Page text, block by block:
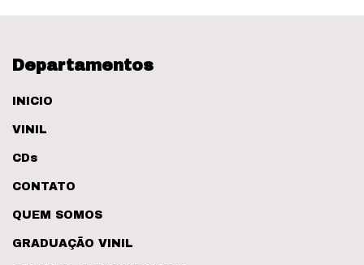
Departamentos
INICIO
VINIL
CDs
CONTATO
QUEM SOMOS
GRADUAÇÃO VINIL